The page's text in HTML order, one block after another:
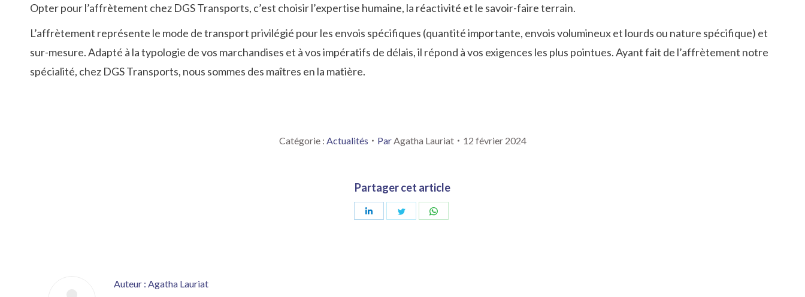
Opter pour l’affrètement chez DGS Transports, c’est choisir l’expertise humaine, la réactivité et le savoir-faire terrain.
L’affrètement représente le mode de transport privilégié pour les envois spécifiques (quantité importante, envois volumineux et lourds ou nature spécifique) et
sur-mesure. Adapté à la typologie de vos marchandises et à vos impératifs de délais, il répond à vos exigences les plus pointues. Ayant fait de l’affrètement notre
spécialité, chez DGS Transports, nous sommes des maîtres en la matière.
Catégorie : Actualités ParAgatha Lauriat 12 février 2024
Partager cet article
Partager Partager
Auteur : Agatha Lauriat